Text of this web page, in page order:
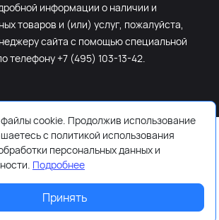
информации о наличии и
товаров и (или) услуг, пожалуйста,
сайта с помощью специальной
телефону +7 (495) 103-13-42.
cookie. Продолжив использование
с политикой использования
персональных данных и
Подробнее
Принять